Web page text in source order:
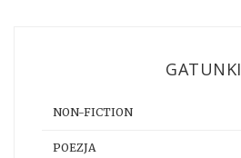
GATUNKI
NON-FICTION
POEZJA